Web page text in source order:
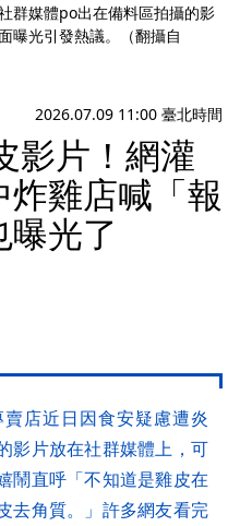
群媒體po出在備料區拍攝的影
曝光引發熱議。（翻攝自
2026.07.09 11:00 臺北時間
影片！網灌
雞店喊「報
光了
店近日因食安疑慮遭炎
影片放在社群媒體上，可
鬧直呼「不知道是雞皮在
去角質。」許多網友看完